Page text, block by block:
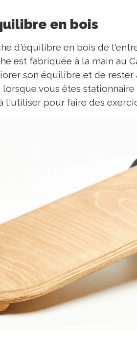
en bois
d'équilibre en bois de
est fabriquée à la main au
son équilibre et de
vous êtes
l'utiliser pour faire des